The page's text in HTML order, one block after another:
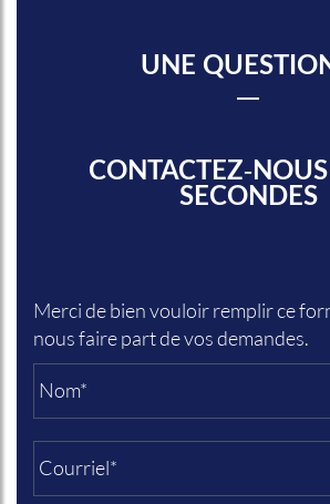
UNE
CONTACTEZ-
SECONDES
Merci de bien vouloir remplir ce
nous faire part de vos demandes.